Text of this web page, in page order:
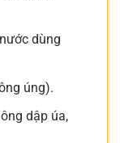
dùng
úng).
dập úa,